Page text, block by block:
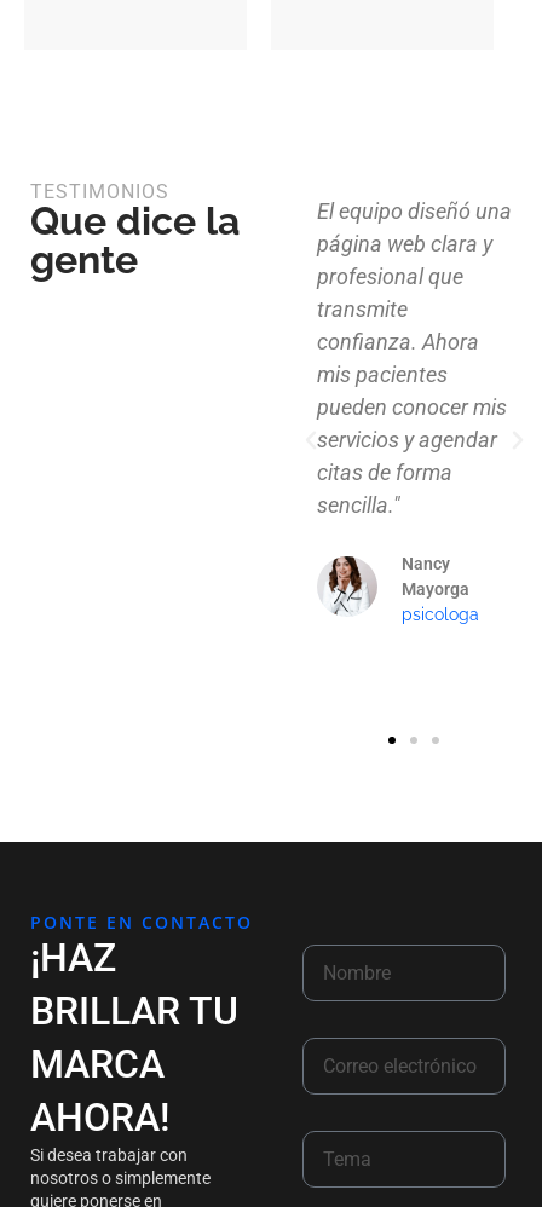
TESTIMONIOS
Que dice la
gente
Diseño limpio,
estructura funcional
y atención al detalle.
El equipo diseñó una
página web clara y
profesional que
transmite
confianza. Ahora
mis pacientes
pueden conocer mis
servicios y agendar
citas de forma
sencilla."
Nancy
Mayorga
psicologa
PONTE EN CONTACTO
¡HAZ
BRILLAR TU
MARCA
AHORA!
Si desea trabajar con
nosotros o simplemente
quiere ponerse en